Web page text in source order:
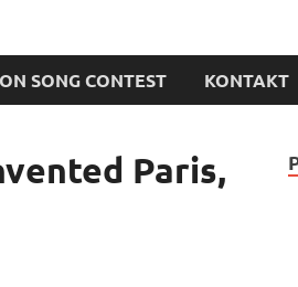
SONG CONTEST KONTAKT
Paris,